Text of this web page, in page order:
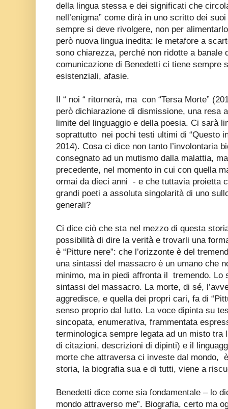
della lingua stessa e dei significati che
nell’enigma” come dirà in uno scritto dei
sempre si deve rivolgere, non per
però nuova lingua inedita: le metafore a
sono chiarezza, perché non ridotte a banale
comunicazione di Benedetti ci tiene sempre
esistenziali, afasie.
Il “ noi “ ritornerà, ma con “Tersa Morte”
però dichiarazione di dismissione, una resa
limite del linguaggio e della poesia. Ci sarà
soprattutto nei pochi testi ultimi di “Questo
2014). Cosa ci dice non tanto l’involontaria
consegnato ad un mutismo dalla malattia,
precedente, nel momento in cui con quella
ormai da dieci anni - e che tuttavia proietta
grandi poeti a assoluta singolarità di uno
generali?
Ci dice ciò che sta nel mezzo di questa
possibilità di dire la verità e trovarli una
è “Pitture nere”: che l’orizzonte è del
una sintassi del massacro è un umano che
minimo, ma in piedi affronta il tremendo. Lo
sintassi del massacro. La morte, di sé,
aggredisce, e quella dei propri cari, fa di
senso proprio dal lutto. La voce dipinta su
sincopata, enumerativa, frammentata
terminologica sempre legata ad un misto tra
di citazioni, descrizioni di dipinti) e il
morte che attraversa ci investe dal mondo,
storia, la biografia sua e di tutti, viene a
Benedetti dice come sia fondamentale – lo
mondo attraverso me”. Biografia, certo ma